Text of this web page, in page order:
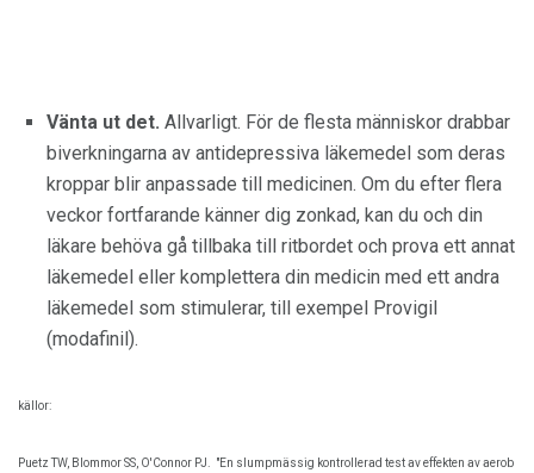
Vänta ut det. Allvarligt. För de flesta människor drabbar
biverkningarna av antidepressiva läkemedel som deras
kroppar blir anpassade till medicinen. Om du efter flera
veckor fortfarande känner dig zonkad, kan du och din
läkare behöva gå tillbaka till ritbordet och prova ett annat
läkemedel eller komplettera din medicin med ett andra
läkemedel som stimulerar, till exempel Provigil
(modafinil).
källor:
Puetz TW, Blommor SS, O'Connor PJ. "En slumpmässig kontrollerad test av effekten av aerob